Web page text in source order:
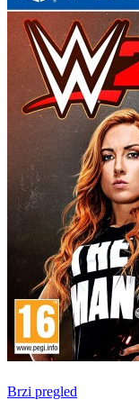
Brzi pregled